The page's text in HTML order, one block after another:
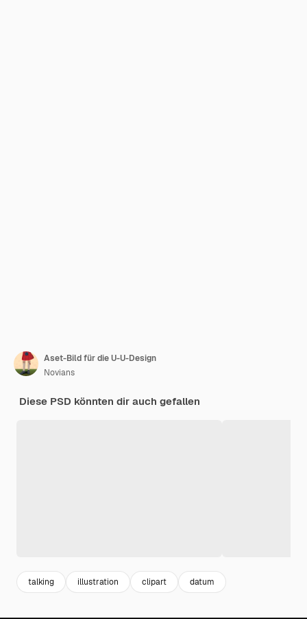
Aset-Bild für die U-U-Design
Novians
Diese PSD könnten dir auch gefallen
talking illustration clipart datum